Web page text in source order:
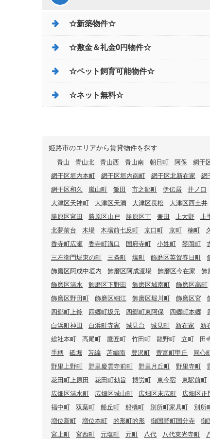
☆新築物件☆
☆敷金＆礼金0円物件☆
☆ペット飼育可能物件☆
☆ネット無料☆
姫路市のエリアから賃貸物件を探す
青山 青山北 青山西 青山南 朝日町 阿保 網干
網干区垣内本町
網干区垣内南町 網干区北新在家 網
網干区和久
嵐山町 飯田 市之郷町 伊伝居 井ノ口
大津区天神町
大津区天満 大津区長松 大津区西土井
勝原区宮田
勝原区山戸 勝原区丁 兼田 上大野 上
北夢前台
木場 木場前七反町 京口町 京町 楠町
香寺町広瀬
香寺町溝口 国府寺町 小姓町 琴岡町
三左衛門堀東の町
三条町 塩町 飾磨区英賀春日町
飾磨区阿成中垣内
飾磨区阿成渡場 飾磨区今在家 飾
飾磨区清水
飾磨区下野田 飾磨区城南町 飾磨区高町
飾磨区野田町
飾磨区細江 飾磨区堀川町 飾磨区宮
四郷町上鈴
四郷町坂元 四郷町東阿保 四郷町本郷
白浜町神田
白浜町寺家 城見台 城見町 新在家 新
総社本町
高尾町 鷹匠町 竹田町 龍野町 立町 田
手柄
砥堀 苫編 苫編南 豊沢町 豊富町甲丘 同心
野里上野町
野里慶雲寺前町 野里月丘町 野里寺町
花田町上原田
花田町勅旨 博労町 東今宿 東駅前町
広畑区清水町
広畑区城山町 広畑区末広町 広畑区正
福中町
双葉町 船丘町 船橋町 別所町家具町 別所
増位新町
増位本町 的形町的形 御国野町国分寺 御
宮上町
宮西町 元塩町 元町 八代 八代東光寺町